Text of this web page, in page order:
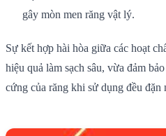
gây mòn men răng vật lý.
Sự kết hợp hài hòa giữa các hoạt
hiệu quả làm sạch sâu, vừa đảm
cứng của răng khi sử dụng đều đặn